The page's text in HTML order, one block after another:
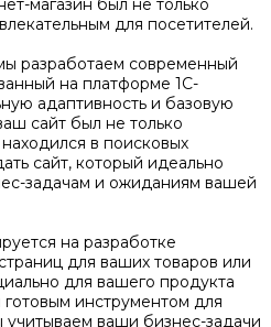
магазин был не только
для посетителей.
разработаем современный
на платформе 1С-
адаптивность и базовую
сайт был не только
в поисковых
сайт, который идеально
задачам и ожиданиям вашей
на разработке
для ваших товаров или
для вашего продукта
готовым инструментом для
ваши бизнес-задачи